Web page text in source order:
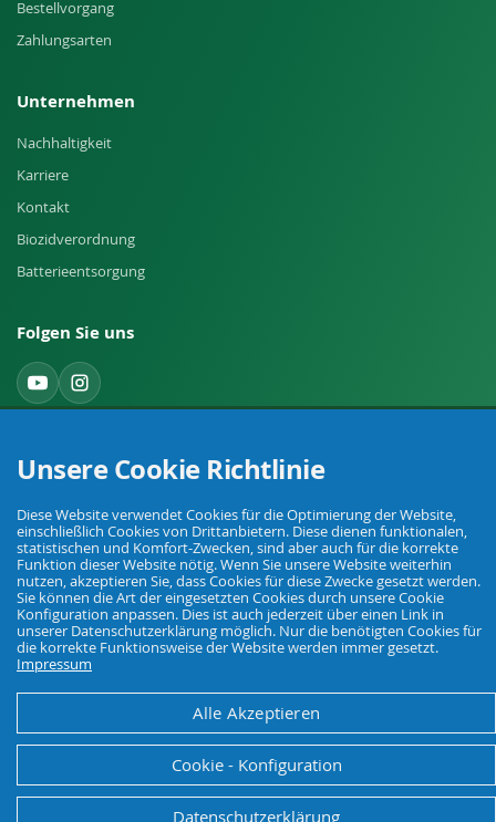
Bestellvorgang
Zahlungsarten
Unternehmen
Nachhaltigkeit
Karriere
Kontakt
Biozidverordnung
Batterieentsorgung
Folgen Sie uns
Ihr Fachhandel für Landwirtschaft, Viehhaltung, Haus, Hof und Garten.
© Agrarking. Alle Rechte vorbehalten.
WiderrufsbelehrungImpressum
Unsere Cookie Richtlinie
Diese Website verwendet Cookies für die Optimierung der Website,
einschließlich Cookies von Drittanbietern. Diese dienen funktionalen,
statistischen und Komfort-Zwecken, sind aber auch für die korrekte
Funktion dieser Website nötig. Wenn Sie unsere Website weiterhin
nutzen, akzeptieren Sie, dass Cookies für diese Zwecke gesetzt werden.
Sie können die Art der eingesetzten Cookies durch unsere Cookie
Konfiguration anpassen. Dies ist auch jederzeit über einen Link in
unserer Datenschutzerklärung möglich. Nur die benötigten Cookies für
die korrekte Funktionsweise der Website werden immer gesetzt.
Impressum
Alle Akzeptieren
Cookie - Konfiguration
Datenschutzerklärung